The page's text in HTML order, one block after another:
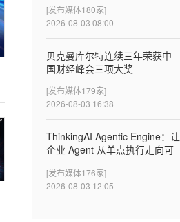
[发布媒体180家]
2026-08-03 08:00
贝克曼库尔特连续三年荣获中
国财经峰会三项大奖
[发布媒体179家]
2026-08-03 16:38
ThinkingAI Agentic Engine：让
企业 Agent 从单点执行走向可
[发布媒体176家]
2026-08-03 12:05